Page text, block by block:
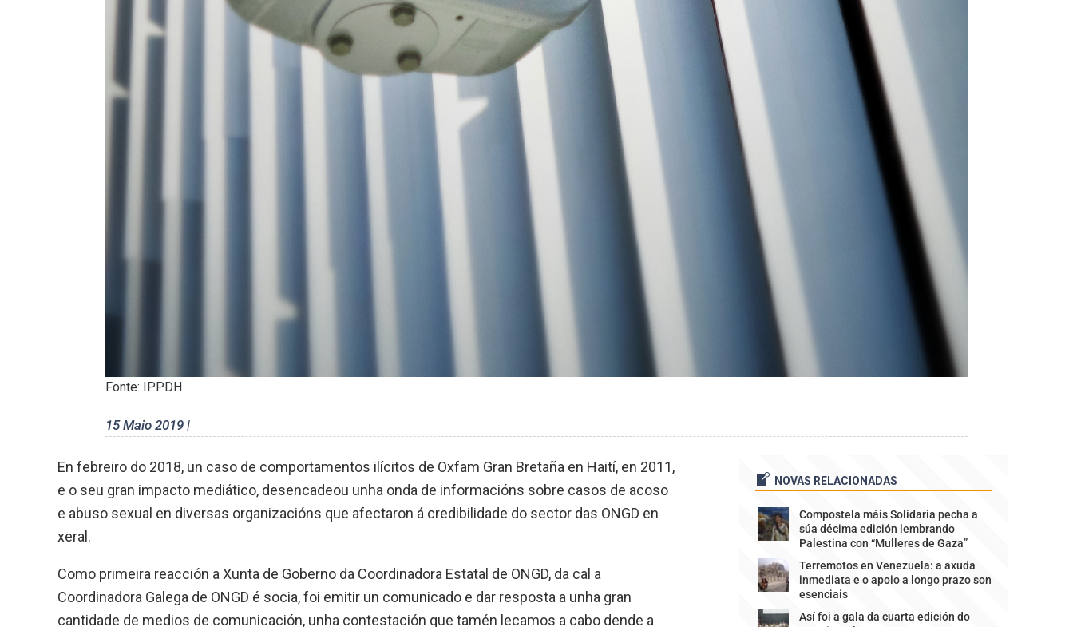
Fonte: IPPDH
15 Maio 2019 |
En febreiro do 2018, un caso de comportamentos ilícitos de Oxfam Gran Bretaña en Haití, en 2011,
e o seu gran impacto mediático, desencadeou unha onda de informacións sobre casos de acoso
e abuso sexual en diversas organizacións que afectaron á credibilidade do sector das ONGD en
xeral.
Como primeira reacción a Xunta de Goberno da Coordinadora Estatal de ONGD, da cal a
Coordinadora Galega de ONGD é socia, foi emitir un comunicado e dar resposta a unha gran
cantidade de medios de comunicación, unha contestación que tamén lecamos a cabo dende a
NOVAS RELACIONADAS
Compostela máis Solidaria pecha a
súa décima edición lembrando
Palestina con “Mulleres de Gaza”
Terremotos en Venezuela: a axuda
inmediata e o apoio a longo prazo son
esenciais
Así foi a gala da cuarta edición do